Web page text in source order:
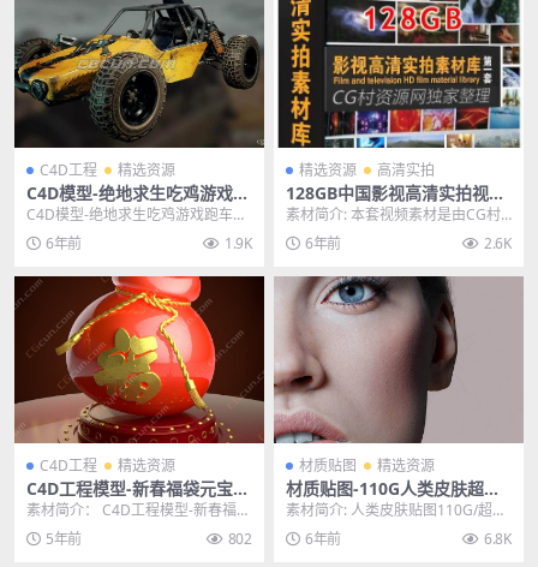
C4D工程 精选资源
C4D模型-绝地求生吃鸡游戏跑
车C4D工程模型含绑定
C4D模型-绝地求生吃鸡游戏跑车C4
D工程模型含绑定 主题授权提示：
请在后台主题...
6年前 1.9K
精选资源 高清实拍
128GB中国影视高清实拍视频
素材库合集第一套CG村资源网
独家整理发布
素材简介: 本套视频素材是由CG村
资源网整理的中国影视高清实拍素
材库第一套,本套...
6年前 2.6K
C4D工程 精选资源
C4D工程模型-新春福袋元宝钱
袋卡通三维立体3D模型CG村
素材简介： C4D工程模型-新春福袋
元宝钱袋卡通三维立体3D模型，再
有两个月就是...
5年前 802
材质贴图 精选资源
材质贴图-110G人类皮肤超高
清纹理贴图完整版
素材简介: 人类皮肤贴图110G/超高
清纹理/TexturingXYZ Disp...
6年前 6.8K